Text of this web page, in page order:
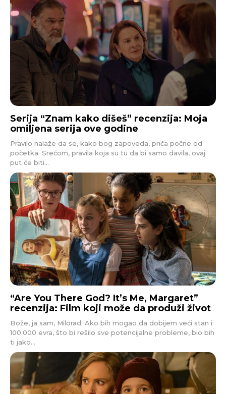
Serija “Znam kako dišeš” recenzija: Moja
omiljena serija ove godine
Pravilo nalaže da se, kako bog zapoveda, priča počne od
početka. Srećom, pravila koja su tu da bi samo davila, ovaj
put će biti...
“Are You There God? It’s Me, Margaret”
recenzija: Film koji može da produži život
Bože, ja sam, Milorad. Ako bih mogao da dobijem veći stan i
100.000 evra, što bi rešilo sve potencijalne probleme, bio bih
ti jako...